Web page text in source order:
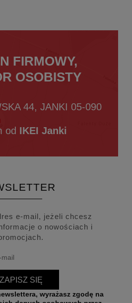
FIRMOWY,
OSOBISTY
44, JANKI 05-090
od IKEI Janki
e-mail, jeżeli chcesz
o nowościach i
ZAPISZ SIĘ
wyrażasz zgodę na